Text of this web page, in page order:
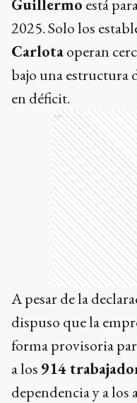
Guillermo está
2025. Solo los
Carlotaoperan
bajo una estructura
en déficit.
Ads
A pesar de la
dispuso que la
forma provisoria
a los914
dependencia y a los